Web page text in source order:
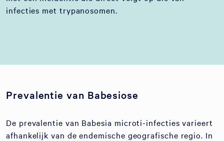
infecties met trypanosomen.
Prevalentie van Babesiose
De prevalentie van Babesia microti-infecties varieert
afhankelijk van de endemische geografische regio. In